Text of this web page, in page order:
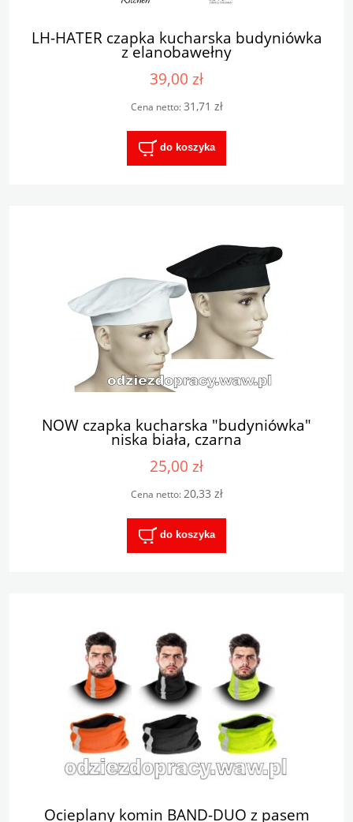
LH-HATER czapka kucharska budyniówka
z elanobawełny
39,00 zł
Cena netto:31,71 zł
do koszyka
NOW czapka kucharska "budyniówka"
niska biała, czarna
25,00 zł
Cena netto:20,33 zł
do koszyka
Ocieplany komin BAND-DUO z pasem